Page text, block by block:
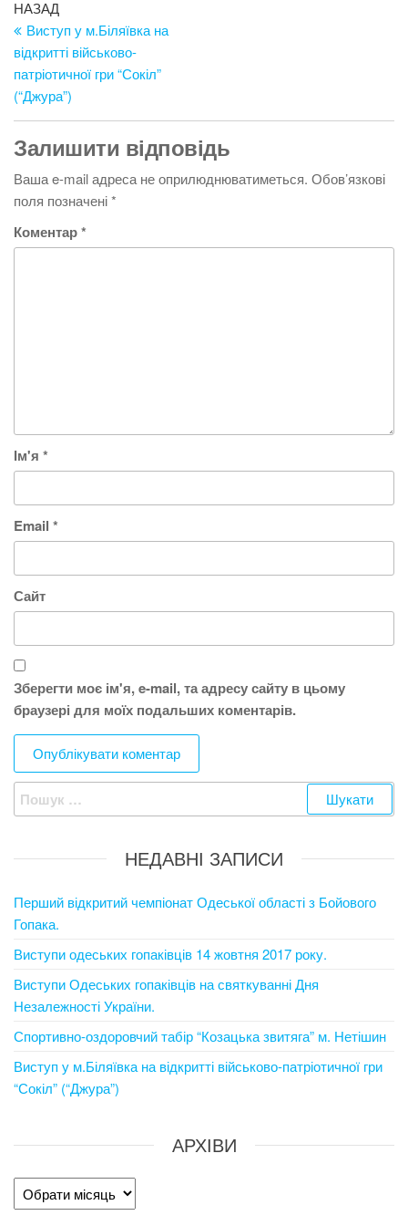
Навігація
записів
Попередній
запис
НАЗАД
Виступ у м.Біляївка на
відкритті військово-
патріотичної гри “Сокіл”
(“Джура”)
Залишити відповідь
Ваша e-mail адреса не оприлюднюватиметься. Обов’язкові
поля позначені*
Коментар*
Ім'я *
Email *
Сайт
Зберегти моє ім'я, e-mail, та адресу сайту в цьому
браузері для моїх подальших коментарів.
Пошук:
НЕДАВНІ ЗАПИСИ
Перший відкритий чемпіонат Одеської області з Бойового
Гопака.
Виступи одеських гопаківців 14 жовтня 2017 року.
Виступи Одеських гопаківців на святкуванні Дня
Незалежності України.
Спортивно-оздоровчий табір “Козацька звитяга” м. Нетішин
Виступ у м.Біляївка на відкритті військово-патріотичної гри
“Сокіл” (“Джура”)
АРХІВИ
Архіви